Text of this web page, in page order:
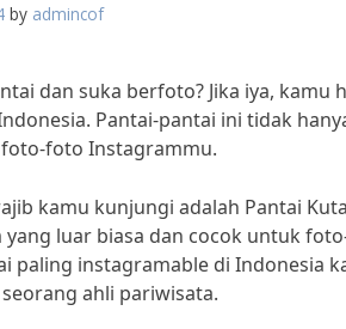
by admincof
dan suka berfoto? Jika iya,
Pantai-pantai ini tidak
foto Instagrammu.
kamu kunjungi adalah Pantai
luar biasa dan cocok untuk
paling instagramable di Indonesia
ahli pariwisata.